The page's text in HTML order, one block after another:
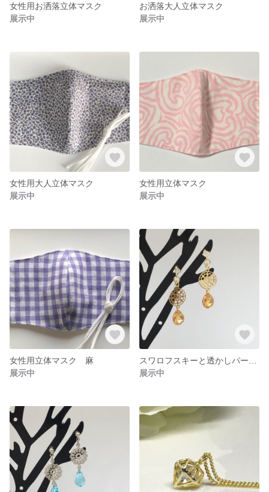
女性用お洒落立体マスク
展示中
お洒落大人立体マスク
展示中
女性用大人立体マスク
展示中
女性用立体マスク
展示中
女性用立体マスク 麻
展示中
展示中